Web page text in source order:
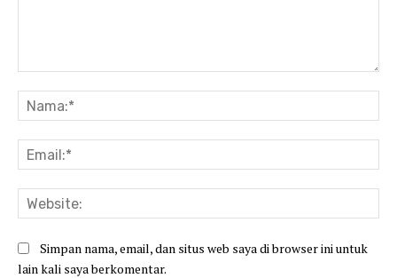
Simpan nama, email, dan situs web saya di browser ini untuk
lain kali saya berkomentar.